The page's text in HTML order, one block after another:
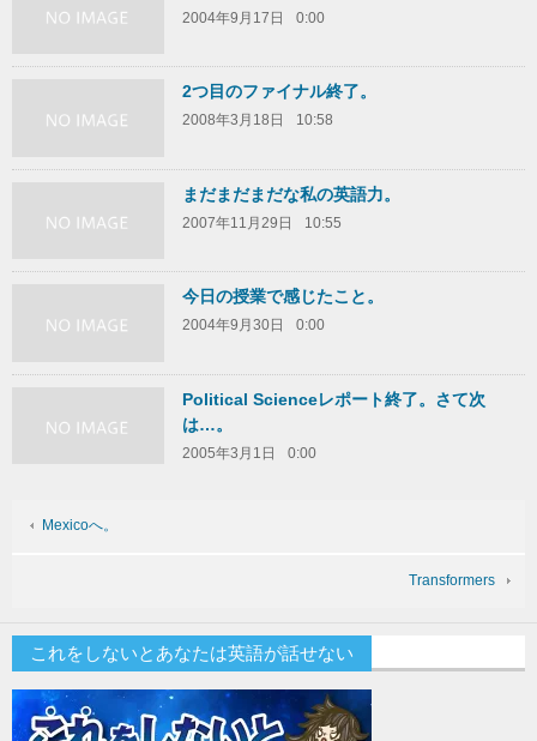
2004年9月17日 0:00
2つ目のファイナル終了。
2008年3月18日 10:58
まだまだまだな私の英語力。
2007年11月29日 10:55
今日の授業で感じたこと。
2004年9月30日 0:00
Political Scienceレポート終了。さて次
は…。
2005年3月1日 0:00
Mexicoへ。
Transformers
これをしないとあなたは英語が話せない